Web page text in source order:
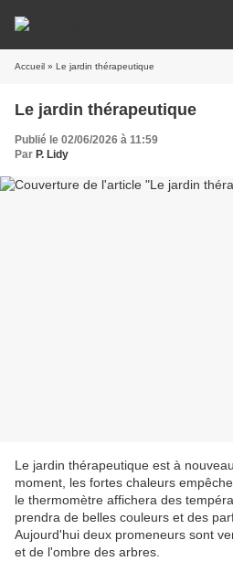
Accueil » Le jardin thérapeutique
Le jardin thérapeutique
Publié le 02/06/2026 à 11:59
Par P. Lidy
Le jardin thérapeutique est à
moment, les fortes chaleurs
le thermomètre affichera des
prendra de belles couleurs et des
Aujourd'hui deux promeneurs sont
et de l'ombre des arbres.